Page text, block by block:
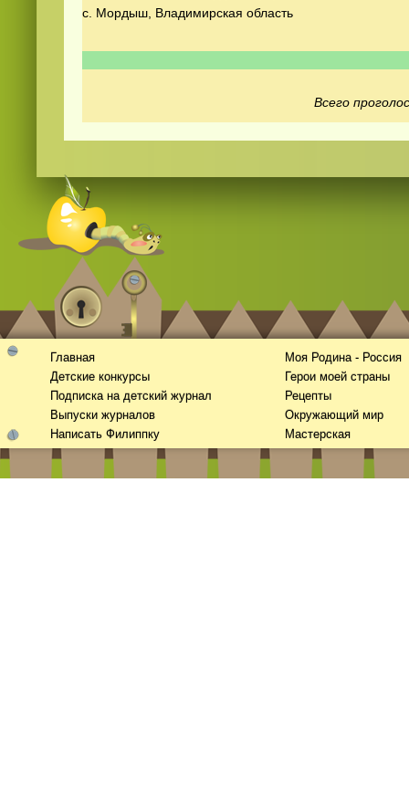
с. Мордыш, Владимирская область
Всего
Главная
Детские конкурсы
Подписка на детский журнал
Выпуски журналов
Написать Филиппку
Моя Родина - Россия
Герои моей страны
Рецепты
Окружающий мир
Мастерская
видеоонлайн